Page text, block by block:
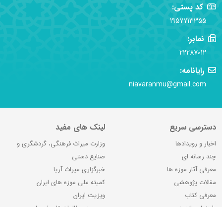
کد پستی:
1957713355
نمابر:
22287012
رایانامه:
niavaranmu@gmail.com
دسترسی سریع
اخبار و رویدادها
چند رسانه ای
معرفی آثار موزه ها
مقالات پژوهشی
معرفی کتاب
لینک های مفید
وزارت میراث فرهنگی، گردشگری و
صنایع دستی
خبرگزاری میراث آریا
کمیته ملی موزه های ایران
ویزیت ایران